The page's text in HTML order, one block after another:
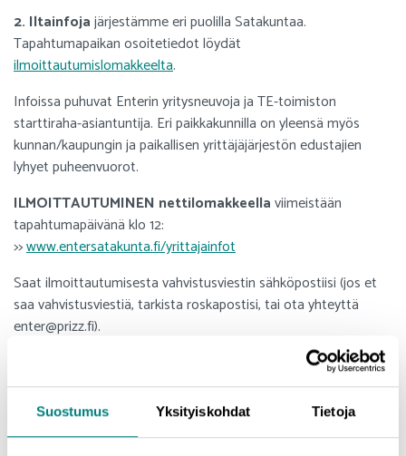
Suostumus Yksityiskohdat Tietoja
2. Iltainfojajärjestämme eri puolilla Satakuntaa.
Tapahtumapaikan osoitetiedot löydät
ilmoittautumislomakkeelta.
Infoissa puhuvat Enterin yritysneuvoja ja TE-toimiston
starttiraha-asiantuntija. Eri paikkakunnilla on yleensä myös
kunnan/kaupungin ja paikallisen yrittäjäjärjestön edustajien
lyhyet puheenvuorot.
ILMOITTAUTUMINEN nettilomakkeellaviimeistään
tapahtumapäivänä klo 12:
>>www.entersatakunta.fi/yrittajainfot
Saat ilmoittautumisesta vahvistusviestin sähköpostiisi (jos et
saa vahvistusviestiä, tarkista roskapostisi, tai ota yhteyttä
enter@prizz.fi).
Uusyrityskeskus EnterTM
Satakuntayhteistyössä Prizztech Oy:n, Satakunnan Yrittäjien,
Satakunnan TE-toimiston sekä satakuntalaisten kuntien ja